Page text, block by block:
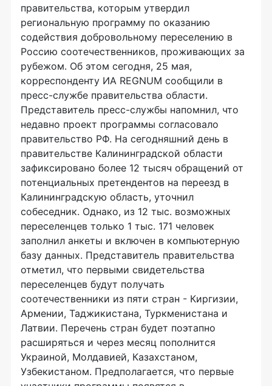
правительства, которым утвердил
региональную программу по оказанию
содействия добровольному переселению в
Россию соотечественников, проживающих за
рубежом. Об этом сегодня, 25 мая,
корреспонденту ИА REGNUM сообщили в
пресс-службе правительства области.
Представитель пресс-службы напомнил, что
недавно проект программы согласовало
правительство РФ. На сегодняшний день в
правительстве Калининградской области
зафиксировано более 12 тысяч обращений от
потенциальных претендентов на переезд в
Калининградскую область, уточнил
собеседник. Однако, из 12 тыс. возможных
переселенцев только 1 тыс. 171 человек
заполнил анкеты и включен в компьютерную
базу данных. Представитель правительства
отметил, что первыми свидетельства
переселенцев будут получать
соотечественники из пяти стран - Киргизии,
Армении, Таджикистана, Туркменистана и
Латвии. Перечень стран будет поэтапно
расширяться и через месяц пополнится
Украиной, Молдавией, Казахстаном,
Узбекистаном. Предполагается, что первые